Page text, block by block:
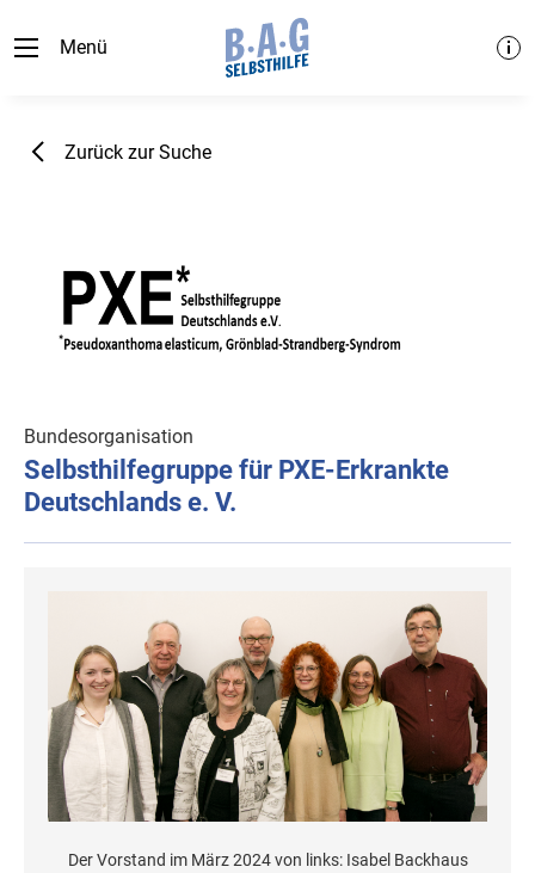
Menü
Zurück zur Suche
Bundesorganisation
Selbsthilfegruppe für PXE-Erkrankte
Deutschlands e. V.
Der Vorstand im März 2024 von links: Isabel Backhaus